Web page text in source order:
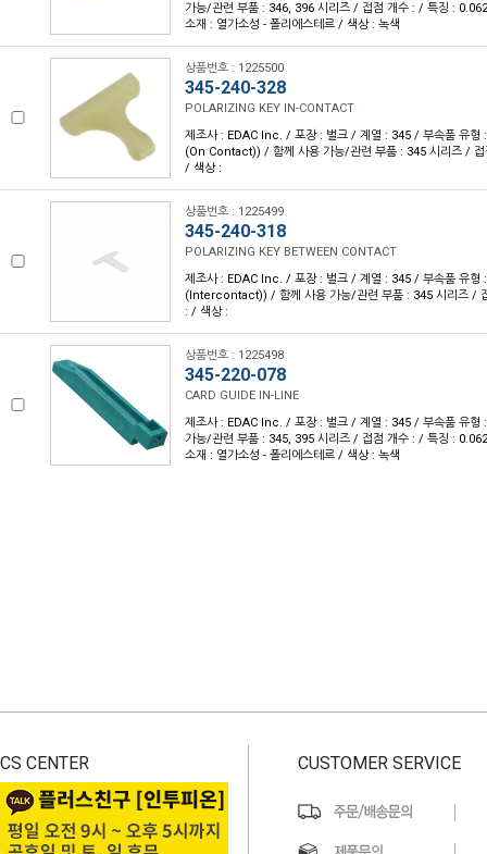
가능/관련 부품 : 346, 396 시리즈 / 접점 개수 : / 특징 :
소재 : 열가소성 - 폴리에스테르 / 색상 : 녹색
상품번호 : 1225500
345-240-328
POLARIZING KEY IN-CONTACT
제조사 : EDAC Inc. / 포장 : 벌크 / 계열 : 345 / 부속품 유형
(On Contact)) / 함께 사용 가능/관련 부품 : 345 시리즈 /
/ 색상 :
상품번호 : 1225499
345-240-318
POLARIZING KEY BETWEEN CONTACT
제조사 : EDAC Inc. / 포장 : 벌크 / 계열 : 345 / 부속품 유형
(Intercontact)) / 함께 사용 가능/관련 부품 : 345 시리즈 /
: / 색상 :
상품번호 : 1225498
345-220-078
CARD GUIDE IN-LINE
제조사 : EDAC Inc. / 포장 : 벌크 / 계열 : 345 / 부속품 유형
가능/관련 부품 : 345, 395 시리즈 / 접점 개수 : / 특징 :
소재 : 열가소성 - 폴리에스테르 / 색상 : 녹색
CS CENTER CUSTOMER SERVICE